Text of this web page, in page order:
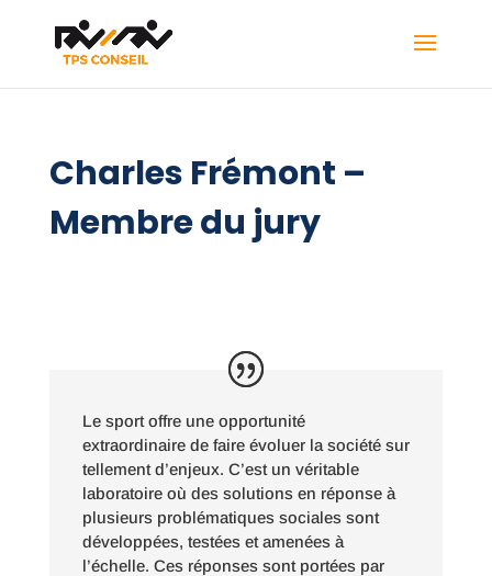
Charles Frémont –
Membre du jury
Le sport offre une opportunité
extraordinaire de faire évoluer la société sur
tellement d’enjeux. C’est un véritable
laboratoire où des solutions en réponse à
plusieurs problématiques sociales sont
développées, testées et amenées à
l’échelle. Ces réponses sont portées par